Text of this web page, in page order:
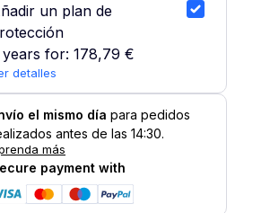
un plan de
years for: 178,79 €
detalles
plan de protección
el mismo día para pedidos
antes de las 14:30.
más
payment with